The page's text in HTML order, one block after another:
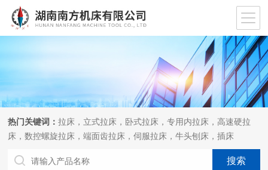
热门关键词：拉床，立式拉床，卧式拉床，专用内拉床，高速硬拉
床，数控螺旋拉床，端面齿拉床，伺服拉床，牛头刨床，插床